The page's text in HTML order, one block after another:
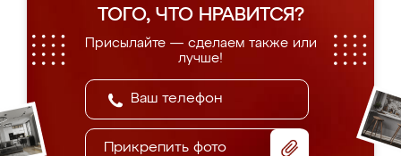
ТОГО, ЧТО НРАВИТСЯ?
Присылайте — сделаем также или
лучше!
Прикрепить фото